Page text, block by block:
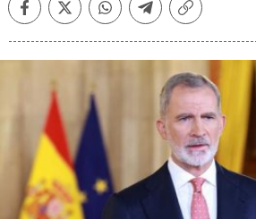
FacebookTwitterWhatsappTelegramCopiar